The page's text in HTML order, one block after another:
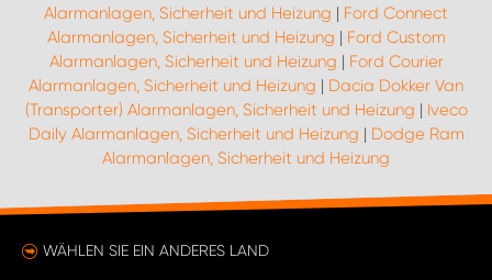
Alarmanlagen, Sicherheit und Heizung | Ford Connect
Alarmanlagen, Sicherheit und Heizung | Ford Custom
Alarmanlagen, Sicherheit und Heizung | Ford Courier
Alarmanlagen, Sicherheit und Heizung | Dacia Dokker Van
(Transporter) Alarmanlagen, Sicherheit und Heizung | Iveco
Daily Alarmanlagen, Sicherheit und Heizung | Dodge Ram
Alarmanlagen, Sicherheit und Heizung
WÄHLEN SIE EIN ANDERES LAND